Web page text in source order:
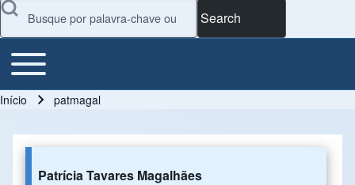
Search
Main Menu
Toggle main menu
Início patmagal
Patrícia Tavares Magalhães